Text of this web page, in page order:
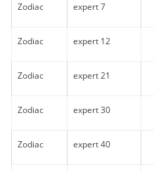
Zodiac expert 7
Zodiac expert 12
Zodiac expert 21
Zodiac expert 30
Zodiac expert 40